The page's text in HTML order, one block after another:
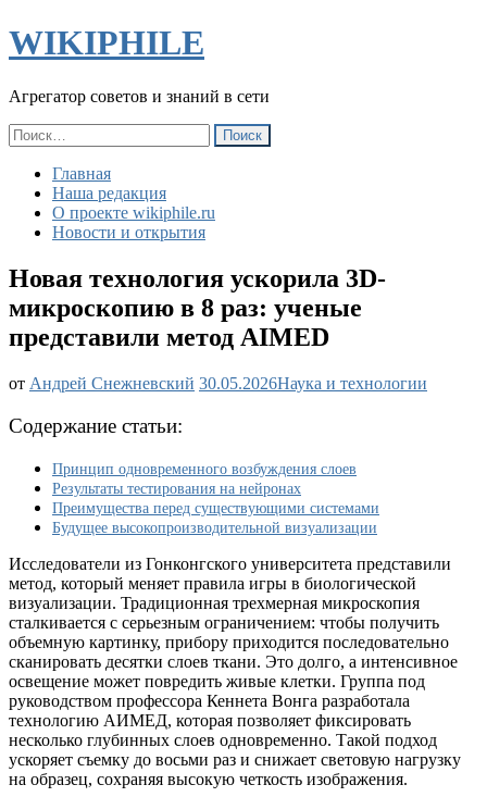
WIKIPHILE
Агрегатор советов и знаний в сети
Найти:
Главная
Наша редакция
О проекте wikiphile.ru
Новости и открытия
Новая технология ускорила 3D-
микроскопию в 8 раз: ученые
представили метод AIMED
от Андрей Снежневский 30.05.2026Новая
в
8
раз:
ученые
представили
метод
AIMED
Наука и технологии
Содержание статьи:
Принцип одновременного возбуждения слоев
Результаты тестирования на нейронах
Преимущества перед существующими системами
Будущее высокопроизводительной визуализации
Исследователи из Гонконгского университета представили
метод, который меняет правила игры в биологической
визуализации. Традиционная трехмерная микроскопия
сталкивается с серьезным ограничением: чтобы получить
объемную картинку, прибору приходится последовательно
сканировать десятки слоев ткани. Это долго, а интенсивное
освещение может повредить живые клетки. Группа под
руководством профессора Кеннета Вонга разработала
технологию АИМЕД, которая позволяет фиксировать
несколько глубинных слоев одновременно. Такой подход
ускоряет съемку до восьми раз и снижает световую нагрузку
на образец, сохраняя высокую четкость изображения.